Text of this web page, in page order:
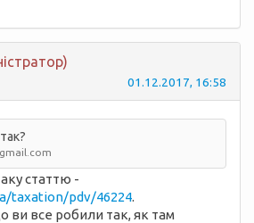
01.12.2017, 16:58
статтю -
taxation/pdv/46224.
ви все робили так, як там